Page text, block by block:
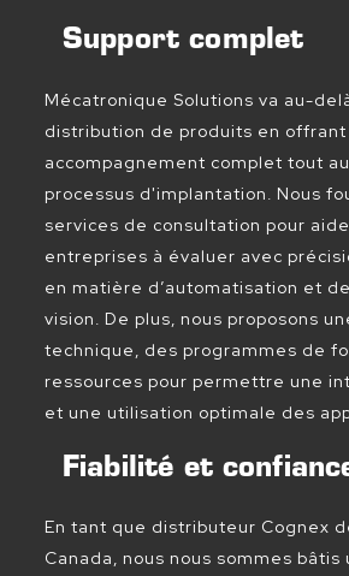
Support complet
Mécatronique Solutions va au-
distribution de produits en offrant
accompagnement complet tout
processus d'implantation. Nous
services de consultation pour
entreprises à évaluer avec
en matière d’automatisation et
vision. De plus, nous proposons
technique, des programmes de
ressources pour permettre une
et une utilisation optimale des
Fiabilité et
En tant que distributeur Cognex
Canada, nous nous sommes bâtis